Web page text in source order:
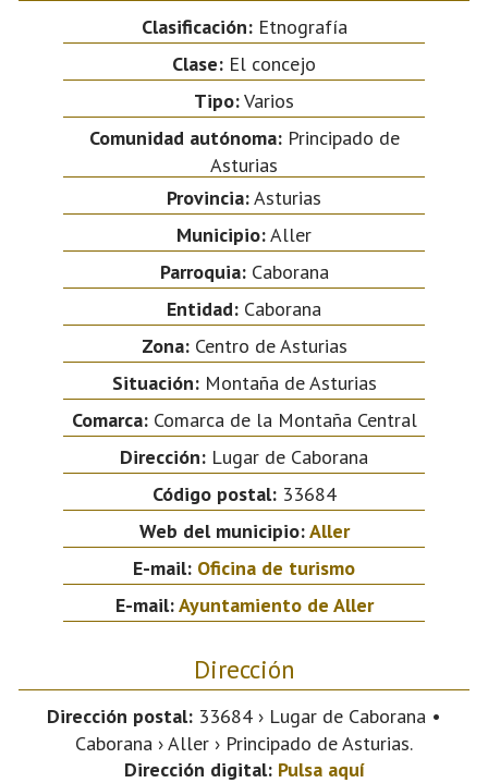
Clasificación:Etnografía
Clase: El concejo
Tipo:Varios
Comunidad autónoma:Principado de
Asturias
Provincia:Asturias
Municipio:Aller
Parroquia:Caborana
Entidad: Caborana
Zona:Centro de Asturias
Situación:Montaña de Asturias
Comarca:Comarca de la Montaña Central
Dirección: Lugar de Caborana
Código postal:33684
Web del municipio:Aller
E-mail: Oficina de turismo
E-mail:Ayuntamiento de Aller
Dirección
Dirección postal: 33684 › Lugar de Caborana •
Caborana › Aller › Principado de Asturias.
Dirección digital: Pulsa aquí